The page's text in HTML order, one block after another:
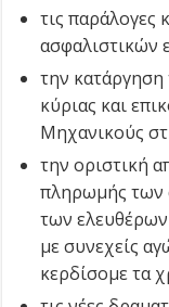
τις παράλογες
ασφαλιστικών
την
κύριας και
Μηχανικούς
την οριστική
πληρωμής των
των
με συνεχείς
κερδίσομε τα